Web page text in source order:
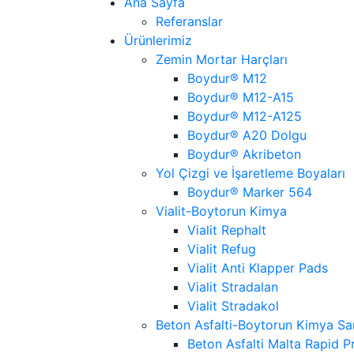
Referanslar
Ürünlerimiz
Zemin Mortar Harçları
Boydur® M12
Boydur® M12-A15
Boydur® M12-A125
Boydur® A20 Dolgu
Boydur® Akribeton
Yol Çizgi ve İşaretleme Boyaları
Boydur® Marker 564
Vialit-Boytorun Kimya
Vialit Rephalt
Vialit Refug
Vialit Anti Klapper Pads
Vialit Stradalan
Vialit Stradakol
Beton Asfalti-Boytorun Kimya
Beton Asfalti Malta Rapid